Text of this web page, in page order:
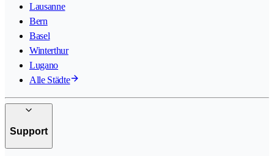
Lausanne
Bern
Basel
Winterthur
Lugano
Alle Städte
Support